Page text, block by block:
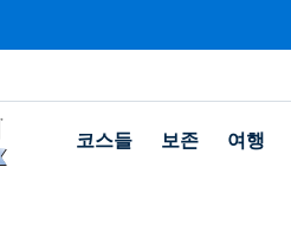
코스들 보존 여행